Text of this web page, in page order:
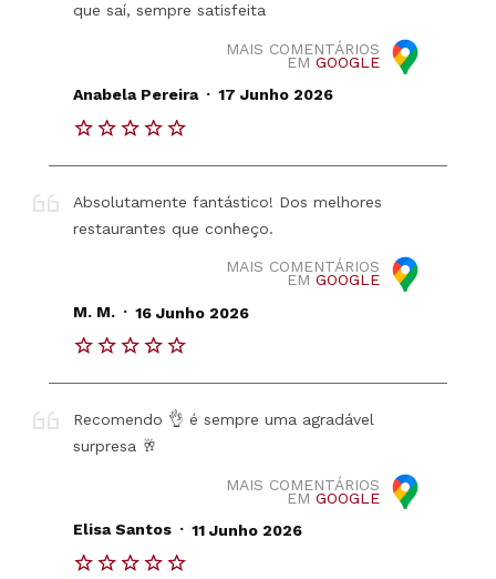
que saí, sempre satisfeita
MAIS COMENTÁRIOS
EM GOOGLE
Anabela Pereira . 17 Junho 2026
Absolutamente fantástico! Dos melhores
restaurantes que conheço.
MAIS COMENTÁRIOS
EM GOOGLE
M. M. . 16 Junho 2026
Recomendo 👌 é sempre uma agradável
surpresa 🥂
MAIS COMENTÁRIOS
EM GOOGLE
Elisa Santos . 11 Junho 2026